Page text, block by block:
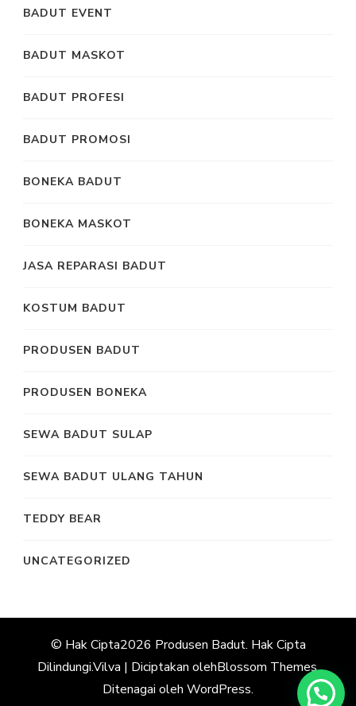
BADUT EVENT
BADUT MASKOT
BADUT PROFESI
BADUT PROMOSI
BONEKA BADUT
BONEKA MASKOT
JASA REPARASI BADUT
KOSTUM BADUT
PRODUSEN BADUT
PRODUSEN BONEKA
SEWA BADUT SULAP
SEWA BADUT ULANG TAHUN
TEDDY BEAR
UNCATEGORIZED
© Hak Cipta2026 Produsen Badut. Hak Cipta
Dilindungi.Vilva | Diciptakan olehBlossom Themes.
Ditenagai oleh WordPress.